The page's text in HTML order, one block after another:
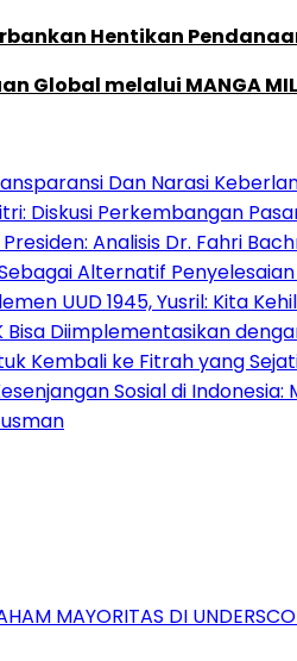
Hentikan
Global melalui MANGA
Dan Narasi
Diskusi Perkembangan
Analisis Dr. Fahri
Alternatif
UUD 1945, Yusril: Kita
Bisa Diimplementasikan
Kembali ke Fitrah yang
Sosial di
MAYORITAS DI